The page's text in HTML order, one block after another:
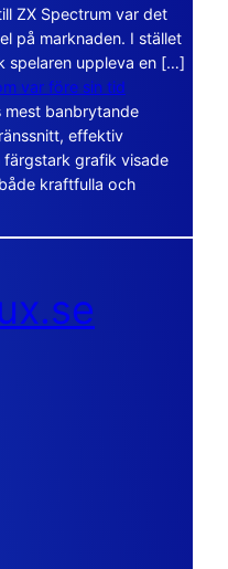
ZX Spectrum var det
på marknaden. I stället
spelaren uppleva en […]
var före sin tid
mest banbrytande
effektiv
grafik visade
kraftfulla och